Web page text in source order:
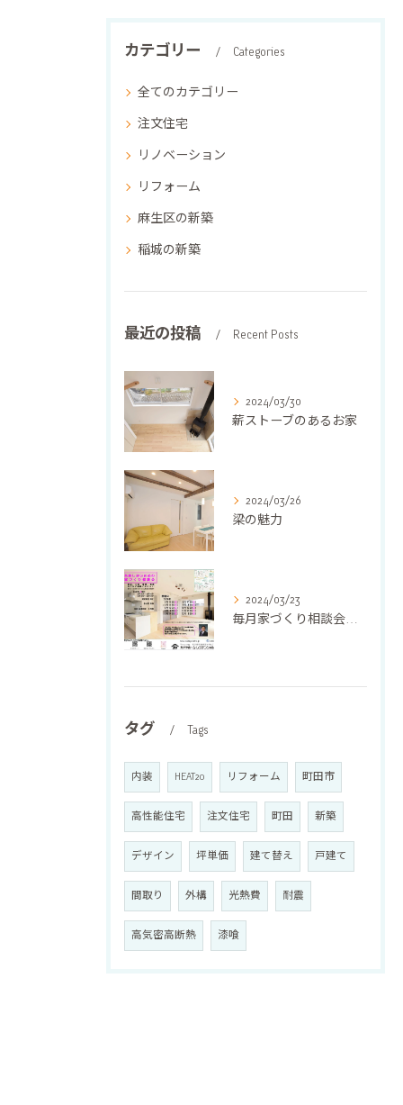
カテゴリー Categories
全てのカテゴリー
注文住宅
リノベーション
リフォーム
麻生区の新築
稲城の新築
最近の投稿 Recent Posts
2024/03/30
薪ストーブのあるお家
2024/03/26
梁の魅力
2024/03/23
毎月家づくり相談会を開催しています❣️
タグ Tags
内装 HEAT20 リフォーム 町田市
高性能住宅 注文住宅 町田 新築
デザイン 坪単価 建て替え 戸建て
間取り 外構 光熱費 耐震
高気密高断熱 漆喰